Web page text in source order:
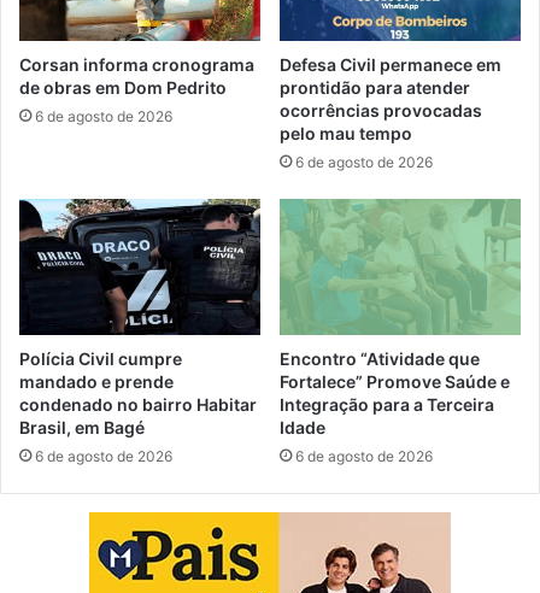
Corsan informa cronograma
de obras em Dom Pedrito
6 de agosto de 2026
Defesa Civil permanece em
prontidão para atender
ocorrências provocadas
pelo mau tempo
6 de agosto de 2026
Polícia Civil cumpre
mandado e prende
condenado no bairro Habitar
Brasil, em Bagé
6 de agosto de 2026
Encontro “Atividade que
Fortalece” Promove Saúde e
Integração para a Terceira
Idade
6 de agosto de 2026